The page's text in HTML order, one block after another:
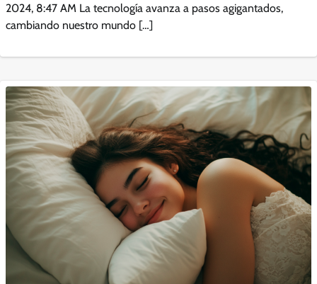
2024, 8:47 AM La tecnología avanza a pasos agigantados,
cambiando nuestro mundo […]